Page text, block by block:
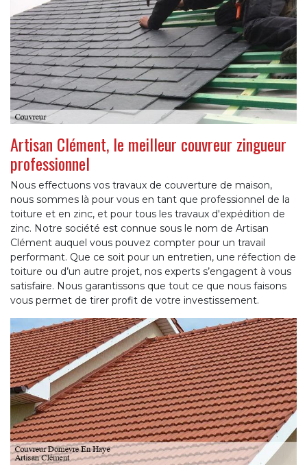
Artisan Clément, le meilleur couvreur zingueur
professionnel
Nous effectuons vos travaux de couverture de maison,
nous sommes là pour vous en tant que professionnel de la
toiture et en zinc, et pour tous les travaux d'expédition de
zinc. Notre société est connue sous le nom de Artisan
Clément auquel vous pouvez compter pour un travail
performant. Que ce soit pour un entretien, une réfection de
toiture ou d’un autre projet, nos experts s’engagent à vous
satisfaire. Nous garantissons que tout ce que nous faisons
vous permet de tirer profit de votre investissement.